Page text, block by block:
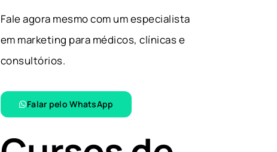
Fale agora mesmo com um especialista
em marketing para médicos, clínicas e
consultórios.
Falar pelo WhatsApp​